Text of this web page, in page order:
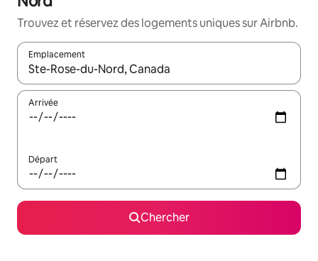
Trouvez et réservez des logements uniques sur Airbnb.
Emplacement
Quand les résultats sont affichés, parcourez-les en utilisant
Arrivée
Départ
Chercher